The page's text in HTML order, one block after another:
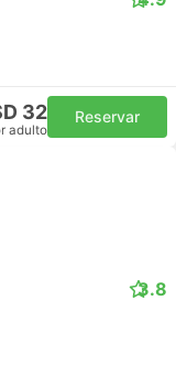
32
adulto
Reservar
3.8